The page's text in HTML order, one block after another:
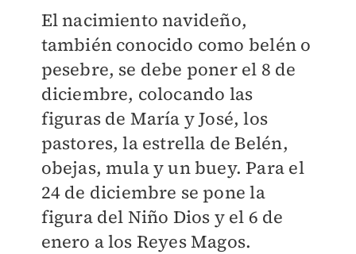
El nacimiento navideño,
también conocido como belén o
pesebre, se debe poner el 8 de
diciembre, colocando las
figuras de María y José, los
pastores, la estrella de Belén,
obejas, mula y un buey. Para el
24 de diciembre se pone la
figura del Niño Dios y el 6 de
enero a los Reyes Magos.